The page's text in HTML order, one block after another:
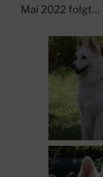
Mai 2022 folgt…